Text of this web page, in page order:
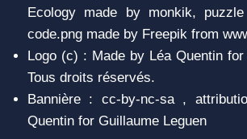
Ecology made by monkik,
code.png made by Freepik from
Logo (c) : Made by Léa Quentin
Tous droits réservés.
Bannière : cc-by-nc-sa ,
Quentin for Guillaume Leguen